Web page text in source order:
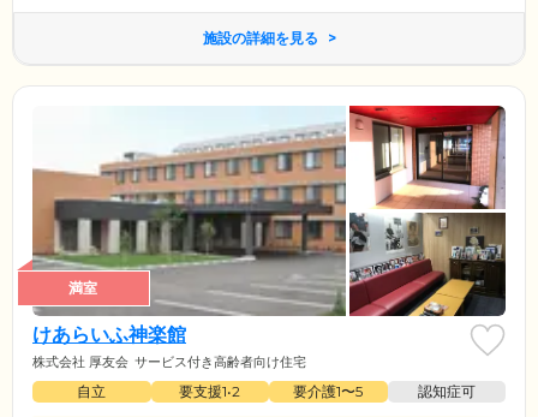
施設の詳細を見る
満室
けあらいふ神楽館
株式会社 厚友会 サービス付き高齢者向け住宅
自立 要支援1•2 要介護1〜5
認知症可